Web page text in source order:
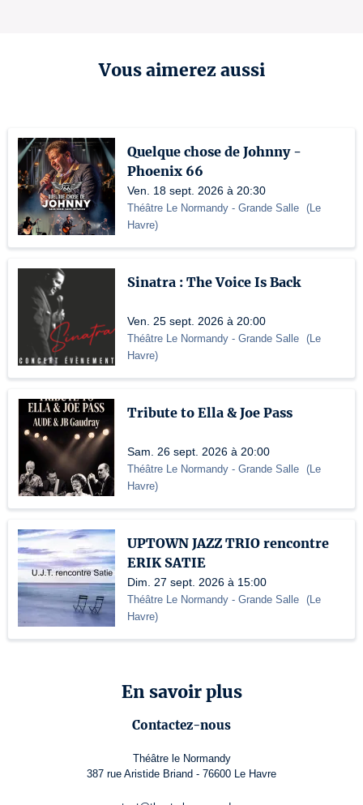
Vous aimerez aussi
Quelque chose de Johnny -
Phoenix 66
Ven. 18 sept. 2026 à 20:30
Théâtre Le Normandy - Grande Salle (Le
Havre)
Sinatra : The Voice Is Back
Ven. 25 sept. 2026 à 20:00
Théâtre Le Normandy - Grande Salle (Le
Havre)
Tribute to Ella & Joe Pass
Sam. 26 sept. 2026 à 20:00
Théâtre Le Normandy - Grande Salle (Le
Havre)
UPTOWN JAZZ TRIO rencontre
ERIK SATIE
Dim. 27 sept. 2026 à 15:00
Théâtre Le Normandy - Grande Salle (Le
Havre)
En savoir plus
Contactez-nous
Théâtre le Normandy
387 rue Aristide Briand - 76600 Le Havre